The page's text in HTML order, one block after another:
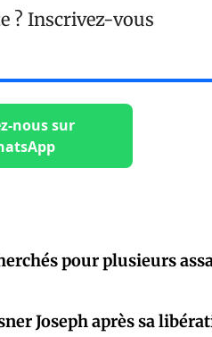
? Inscrivez-vous
nous sur
pour plusieurs
Joseph après sa